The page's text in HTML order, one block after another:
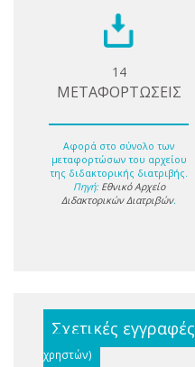
14
ΜΕΤΑΦΟΡΤΩΣΕΙΣ
Αφορά στο σύνολο των
μεταφορτώσων του αρχείου
της διδακτορικής διατριβής.
Πηγή: Εθνικό Αρχείο
Διδακτορικών Διατριβών.
Σχετικές εγγραφές
χρηστών)